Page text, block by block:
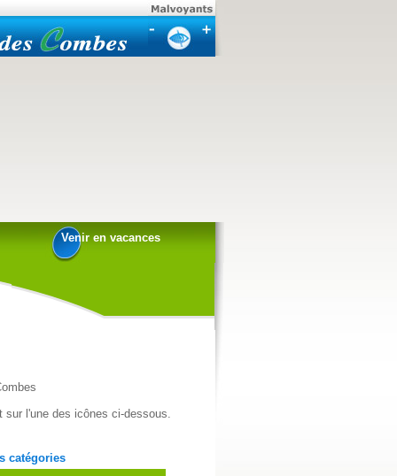
Venir en vacances
sur l'une des icônes ci-dessous.
catégories